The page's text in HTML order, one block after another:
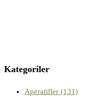
Kategoriler
Aperatifler (131)